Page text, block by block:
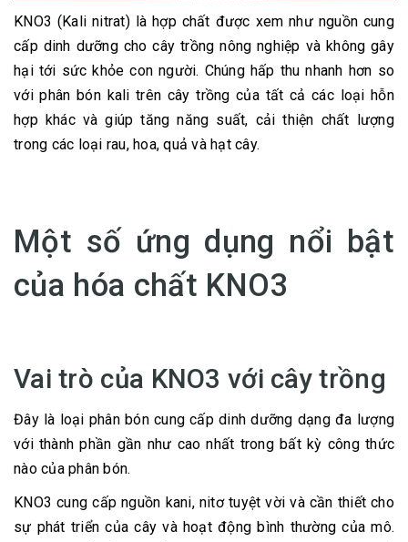
KNO3 (Kali nitrat) là hợp chất được xem như nguồn cung
cấp dinh dưỡng cho cây trồng nông nghiệp và không gây
hại tới sức khỏe con người. Chúng hấp thu nhanh hơn so
với phân bón kali trên cây trồng của tất cả các loại hỗn
hợp khác và giúp tăng năng suất, cải thiện chất lượng
trong các loại rau, hoa, quả và hạt cây.
Một số ứng dụng nổi bật
của hóa chất KNO3
Vai trò của KNO3 với cây trồng
Đây là loại phân bón cung cấp dinh dưỡng dạng đa lượng
với thành phần gần như cao nhất trong bất kỳ công thức
nào của phân bón.
KNO3 cung cấp nguồn kani, nitơ tuyệt vời và cần thiết cho
sự phát triển của cây và hoạt động bình thường của mô.